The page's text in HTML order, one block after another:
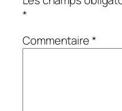
*
Commentaire*